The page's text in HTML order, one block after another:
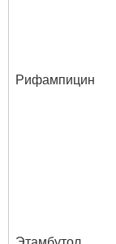
Рифампицин